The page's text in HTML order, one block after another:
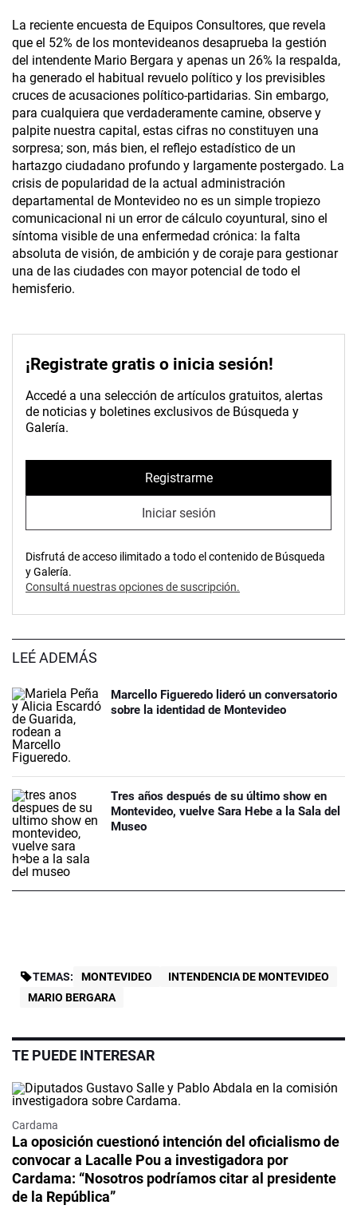
La reciente encuesta de Equipos Consultores, que revela
que el 52% de los montevideanos desaprueba la gestión
del intendente Mario Bergara y apenas un 26% la respalda,
ha generado el habitual revuelo político y los previsibles
cruces de acusaciones político-partidarias. Sin embargo,
para cualquiera que verdaderamente camine, observe y
palpite nuestra capital, estas cifras no constituyen una
sorpresa; son, más bien, el reflejo estadístico de un
hartazgo ciudadano profundo y largamente postergado. La
crisis de popularidad de la actual administración
departamental de Montevideo no es un simple tropiezo
comunicacional ni un error de cálculo coyuntural, sino el
síntoma visible de una enfermedad crónica: la falta
absoluta de visión, de ambición y de coraje para gestionar
una de las ciudades con mayor potencial de todo el
hemisferio.
¡Registrate gratis o inicia sesión!
Accedé a una selección de artículos gratuitos, alertas
de noticias y boletines exclusivos de Búsqueda y
Galería.
Registrarme
Iniciar sesión
Disfrutá de acceso ilimitado a todo el contenido de Búsqueda
y Galería.
Consultá nuestras opciones de suscripción.
LEÉ ADEMÁS
Marcello Figueredo lideró un conversatorio
sobre la identidad de Montevideo
Tres años después de su último show en
Montevideo, vuelve Sara Hebe a la Sala del
Museo
TEMAS: MONTEVIDEO
INTENDENCIA DE MONTEVIDEO
MARIO BERGARA
TE PUEDE INTERESAR
Cardama
La oposición cuestionó intención del oficialismo de
convocar a Lacalle Pou a investigadora por
Cardama: “Nosotros podríamos citar al presidente
de la República”